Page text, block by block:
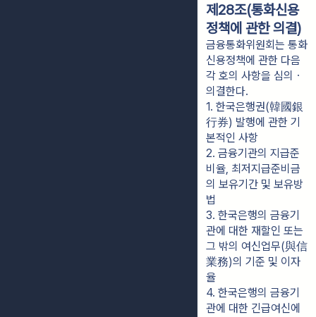
제28조(통화신용
정책에 관한 의결)
금융통화위원회는 통화
신용정책에 관한 다음
각 호의 사항을 심의ㆍ
의결한다.
1. 한국은행권(韓國銀
行券) 발행에 관한 기
본적인 사항
2. 금융기관의 지급준
비율, 최저지급준비금
의 보유기간 및 보유방
법
3. 한국은행의 금융기
관에 대한 재할인 또는
그 밖의 여신업무(與信
業務)의 기준 및 이자
율
4. 한국은행의 금융기
관에 대한 긴급여신에